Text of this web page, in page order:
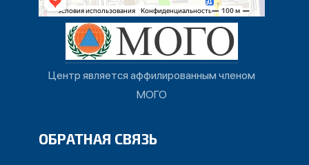
Центр является аффилированным членом
МОГО
ОБРАТНАЯ СВЯЗЬ